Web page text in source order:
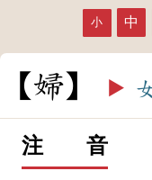
小 中
婦 ▶️
注 音